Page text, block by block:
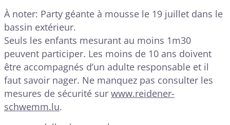
À noter: Party géante à mousse le 19 juillet dans le
bassin extérieur.
Seuls les enfants mesurant au moins 1m30
peuvent participer. Les moins de 10 ans doivent
être accompagnés d’un adulte responsable et il
faut savoir nager. Ne manquez pas consulter les
mesures de sécurité sur www.reidener-
schwemm.lu.